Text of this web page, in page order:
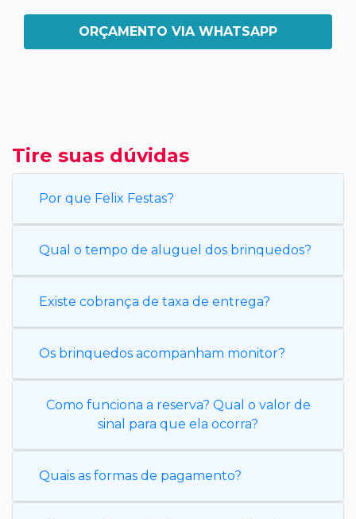
ORÇAMENTO VIA WHATSAPP
Tire suas dúvidas
Por que Felix Festas?
Qual o tempo de aluguel dos brinquedos?
Existe cobrança de taxa de entrega?
Os brinquedos acompanham monitor?
Como funciona a reserva? Qual o valor de
sinal para que ela ocorra?
Quais as formas de pagamento?